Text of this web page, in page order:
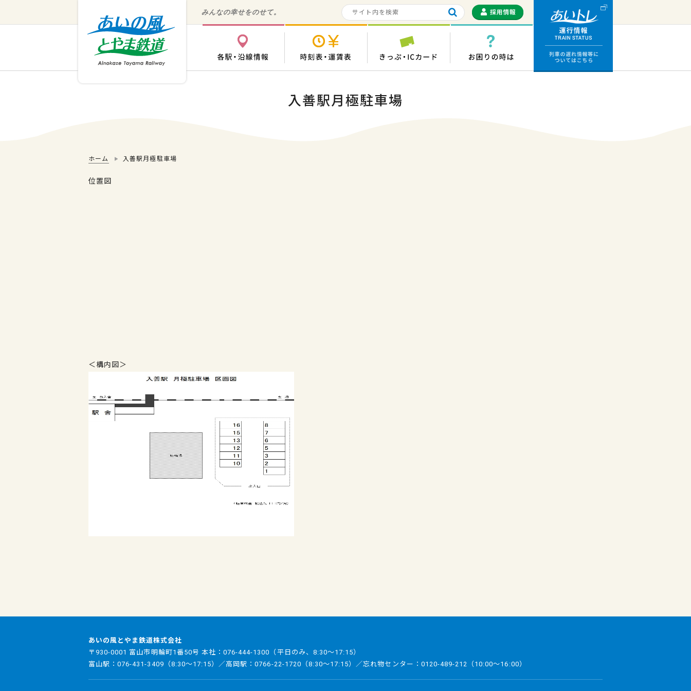
みんなの幸せをのせて。
各駅・沿線情報 時刻表・運賃表 きっぷ・ICカード お困りの時は
入善駅月極駐車場
ホーム 入善駅月極駐車場
位置図
＜構内図＞
あいの風とやま鉄道株式会社
〒930-0001 富山市明輪町1番50号 本社： 076-444-1300 （平日のみ、8:30～17:15）
富山駅：076-431-3409 （8:30～17:15）／高岡駅：0766-22-1720 （8:30～17:15）／忘れ物センター： 0120-489-212 （10:00～16:00）